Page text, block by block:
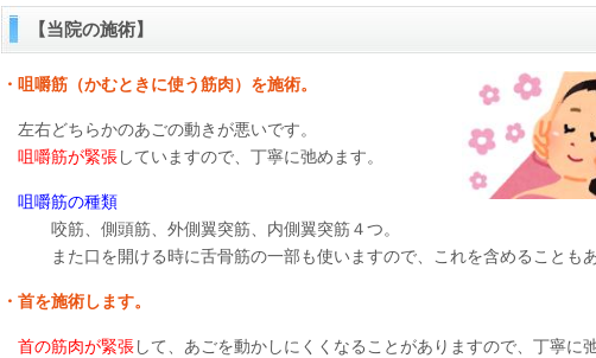
【当院の施術】
・咀嚼筋（かむときに使う筋肉）を施術。
左右どちらかのあごの動きが悪いです。
咀嚼筋が緊張していますので、丁寧に弛めます。
咀嚼筋の種類
咬筋、側頭筋、外側翼突筋、内側翼突筋４つ。
また口を開ける時に舌骨筋の一部も使いますので、これを含めることもあ
・首を施術します。
首の筋肉が緊張して、あごを動かしにくくなることがありますので、丁寧に弛